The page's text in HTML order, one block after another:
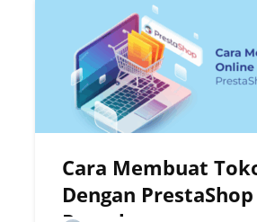
Cara Membuat
Dengan